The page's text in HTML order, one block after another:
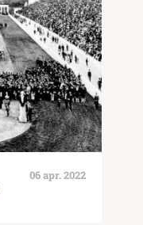
06 apr. 2022